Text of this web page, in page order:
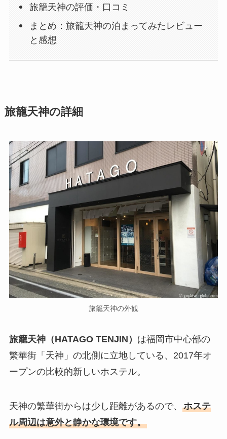
旅籠天神の評価・口コミ
まとめ：旅籠天神の泊まってみたレビュー
と感想
旅籠天神の詳細
旅籠天神の外観
旅籠天神（HATAGO TENJIN） は福岡市中心部の
繁華街「天神」の北側に立地している、2017年オ
ープンの比較的新しいホステル。
天神の繁華街からは少し距離があるので、 ホステ
ル周辺は意外と静かな環境です。